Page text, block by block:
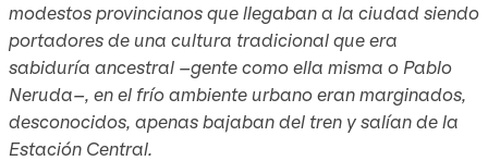
modestos provincianos que llegaban a la ciudad siendo
portadores de una cultura tradicional que era
sabiduría ancestral –gente como ella misma o Pablo
Neruda–, en el frío ambiente urbano eran marginados,
desconocidos, apenas bajaban del tren y salían de la
Estación Central.